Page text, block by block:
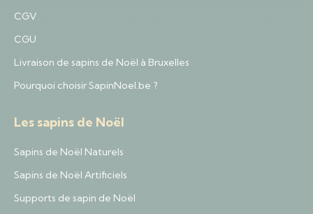
CGV
CGU
Livraison de sapins de Noël à Bruxelles
Pourquoi choisir SapinNoel.be ?
Les sapins de Noël
Sapins de Noël Naturels
Sapins de Noël Artificiels
Supports de sapin de Noël